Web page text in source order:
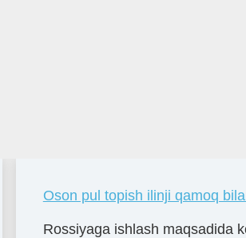
Oson pul topish ilinji qamoq
Rossiyaga ishlash maqsadida